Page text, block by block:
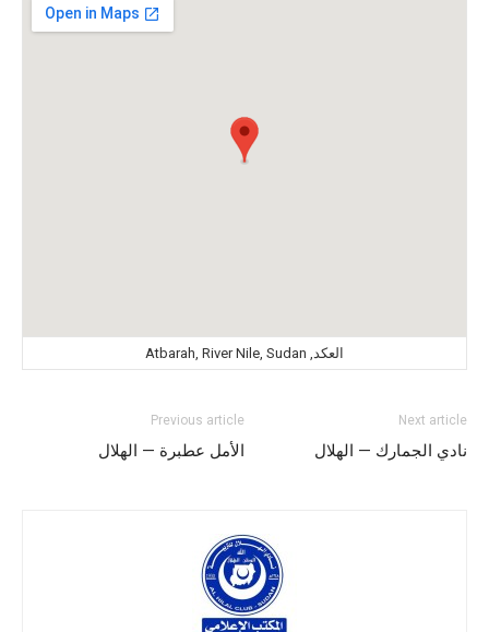
العكد, Atbarah, River Nile, Sudan
Previous article
الأمل عطبرة — الهلال
Next article
نادي الجمارك — الهلال